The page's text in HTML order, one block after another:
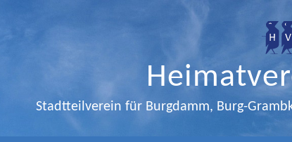
Stadtteilverein für Burgdamm, Burg-